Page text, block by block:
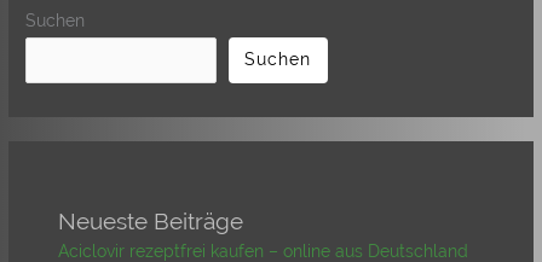
Suchen
Suchen
Neueste Beiträge
Aciclovir rezeptfrei kaufen – online aus Deutschland